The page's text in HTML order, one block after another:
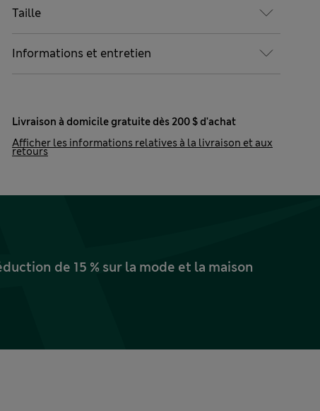
Taille
Informations et entretien
Livraison à domicile gratuite dès 200 $ d'achat
Afficher les informations relatives à la livraison et aux
retours
de 15 % sur la mode et la maison